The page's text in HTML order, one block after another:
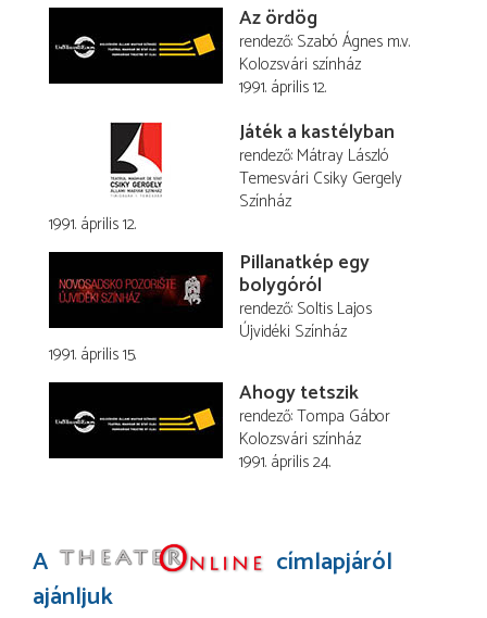
Az ördög
rendező Szabó Ágnes m.v.
Kolozsvári színház
1991. április 12.
Játék a kastélyban
rendező Mátray László
Temesvári Csiky Gergely
Színház
1991. április 12.
Pillanatkép egy
bolygóról
rendező Soltis Lajos
Újvidéki Színház
1991. április 15.
Ahogy tetszik
rendező Tompa Gábor
Kolozsvári színház
1991. április 24.
A
címlapjáról
ajánljuk